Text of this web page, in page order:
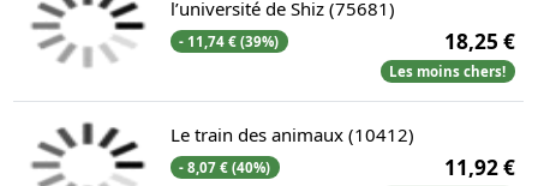
l’université de Shiz (75681)
- 11,74 € (39%) 18,25 €
Les moins chers!
Le train des animaux (10412)
- 8,07 € (40%) 11,92 €